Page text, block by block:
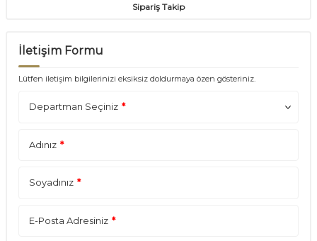
Sipariş Takip
İletişim Formu
Lütfen iletişim bilgilerinizi eksiksiz doldurmaya özen gösteriniz.
Departman Seçiniz *
Adınız *
Soyadınız *
E-Posta Adresiniz *